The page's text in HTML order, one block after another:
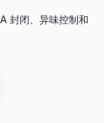
封闭、异味控制和